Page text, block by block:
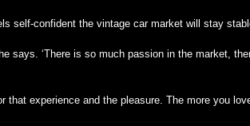
self-confident the vintage car market will stay
says. ‘There is so much passion in the market,
that experience and the pleasure. The more you